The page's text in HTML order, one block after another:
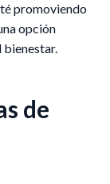
promoviendo
opción
bienestar.
de